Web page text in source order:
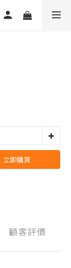
立即購買
顧客評價